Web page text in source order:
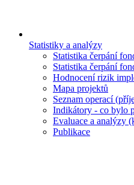
Statistiky a analýzy
Statistika čerpání
Statistika čerpání
Hodnocení rizik
Mapa projektů
Seznam operací
Indikátory - co bylo
Evaluace a analýzy
Publikace